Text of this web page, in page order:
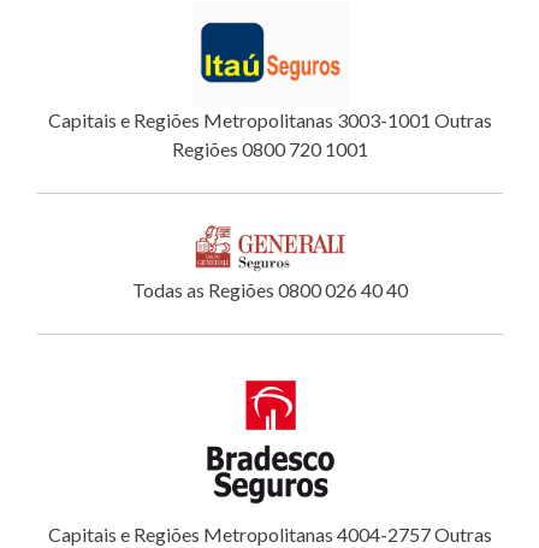
Capitais e Regiões Metropolitanas 3003-1001 Outras
Regiões 0800 720 1001
Todas as Regiões 0800 026 40 40
Capitais e Regiões Metropolitanas 4004-2757 Outras